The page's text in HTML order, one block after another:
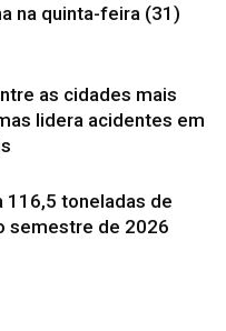
na quinta-feira (31)
as cidades mais
lidera acidentes em
116,5 toneladas de
semestre de 2026